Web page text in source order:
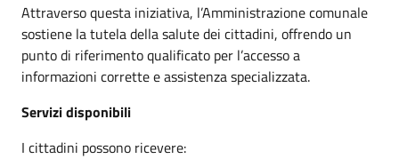
Attraverso questa iniziativa, l’Amministrazione comunale
sostiene la tutela della salute dei cittadini, offrendo un
punto di riferimento qualificato per l’accesso a
informazioni corrette e assistenza specializzata.
Servizi disponibili
I cittadini possono ricevere: